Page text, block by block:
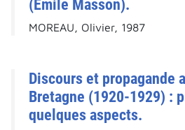
(Emile Masson).
MOREAU, Olivier, 1987
Discours et propagande
Bretagne (1920-1929) :
quelques aspects.